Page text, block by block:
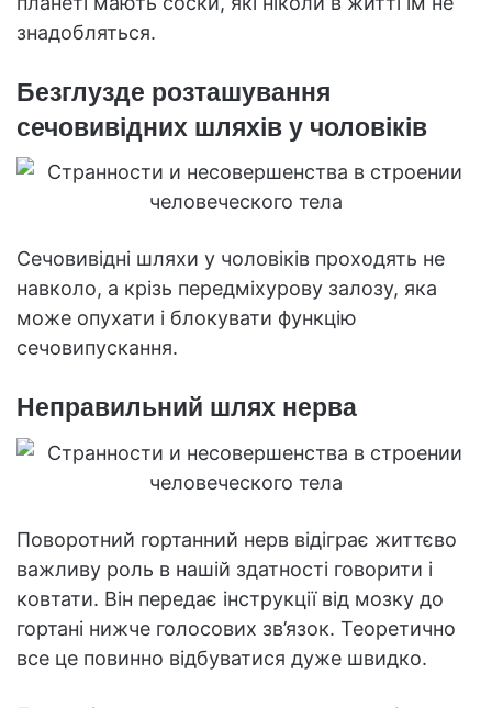
знадобляться.
Безглузде розташування
сечовивідних шляхів у чоловіків
Сечовивідні шляхи у чоловіків проходять не
навколо, а крізь передміхурову залозу, яка
може опухати і блокувати функцію
сечовипускання.
Неправильний шлях нерва
Поворотний гортанний нерв відіграє життєво
важливу роль в нашій здатності говорити і
ковтати. Він передає інструкції від мозку до
гортані нижче голосових зв’язок. Теоретично
все це повинно відбуватися дуже швидко.